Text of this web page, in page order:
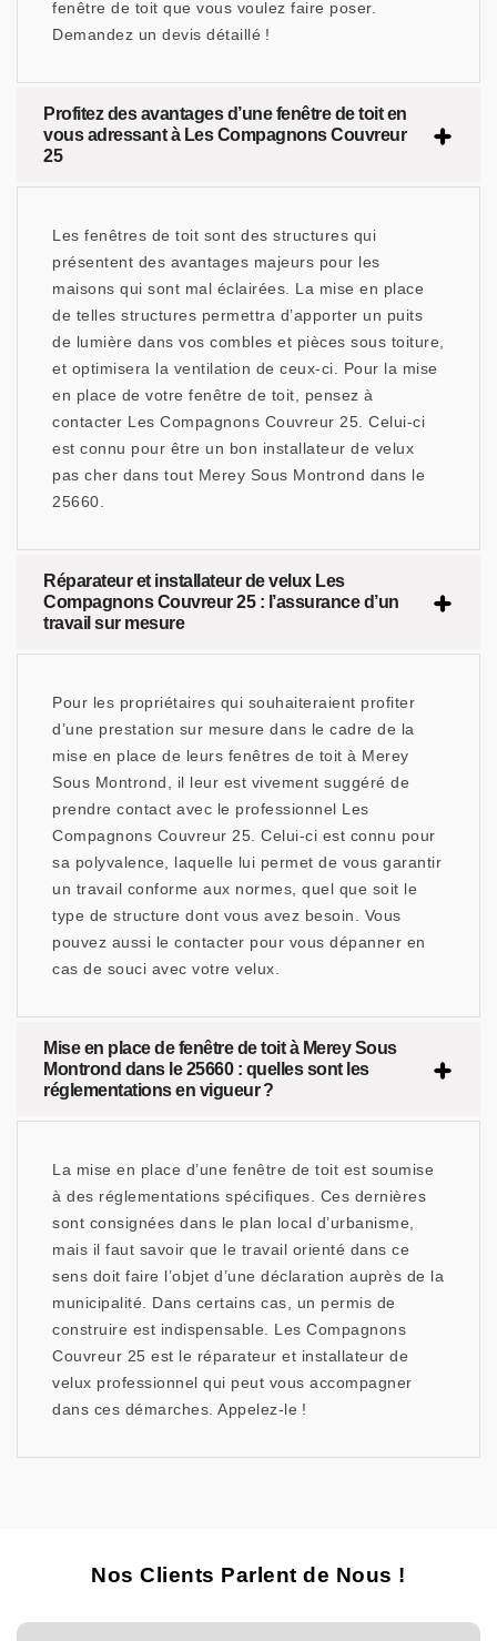
fenêtre de toit que vous voulez faire poser.
Demandez un devis détaillé !
Profitez des avantages d’une fenêtre de toit en
vous adressant à Les Compagnons Couvreur
25
Les fenêtres de toit sont des structures qui
présentent des avantages majeurs pour les
maisons qui sont mal éclairées. La mise en place
de telles structures permettra d’apporter un puits
de lumière dans vos combles et pièces sous toiture,
et optimisera la ventilation de ceux-ci. Pour la mise
en place de votre fenêtre de toit, pensez à
contacter Les Compagnons Couvreur 25. Celui-ci
est connu pour être un bon installateur de velux
pas cher dans tout Merey Sous Montrond dans le
25660.
Réparateur et installateur de velux Les
Compagnons Couvreur 25 : l’assurance d’un
travail sur mesure
Pour les propriétaires qui souhaiteraient profiter
d’une prestation sur mesure dans le cadre de la
mise en place de leurs fenêtres de toit à Merey
Sous Montrond, il leur est vivement suggéré de
prendre contact avec le professionnel Les
Compagnons Couvreur 25. Celui-ci est connu pour
sa polyvalence, laquelle lui permet de vous garantir
un travail conforme aux normes, quel que soit le
type de structure dont vous avez besoin. Vous
pouvez aussi le contacter pour vous dépanner en
cas de souci avec votre velux.
Mise en place de fenêtre de toit à Merey Sous
Montrond dans le 25660 : quelles sont les
réglementations en vigueur ?
La mise en place d’une fenêtre de toit est soumise
à des réglementations spécifiques. Ces dernières
sont consignées dans le plan local d’urbanisme,
mais il faut savoir que le travail orienté dans ce
sens doit faire l’objet d’une déclaration auprès de la
municipalité. Dans certains cas, un permis de
construire est indispensable. Les Compagnons
Couvreur 25 est le réparateur et installateur de
velux professionnel qui peut vous accompagner
dans ces démarches. Appelez-le !
Nos Clients Parlent de Nous !